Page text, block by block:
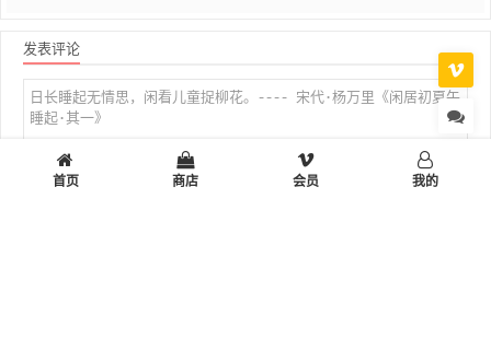
发表评论
首页 商店 会员 我的